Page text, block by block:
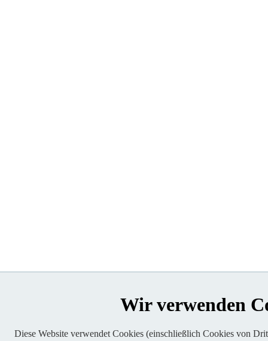
Wir verwenden
Diese Website verwendet Cookies (einschließlich Cookies von